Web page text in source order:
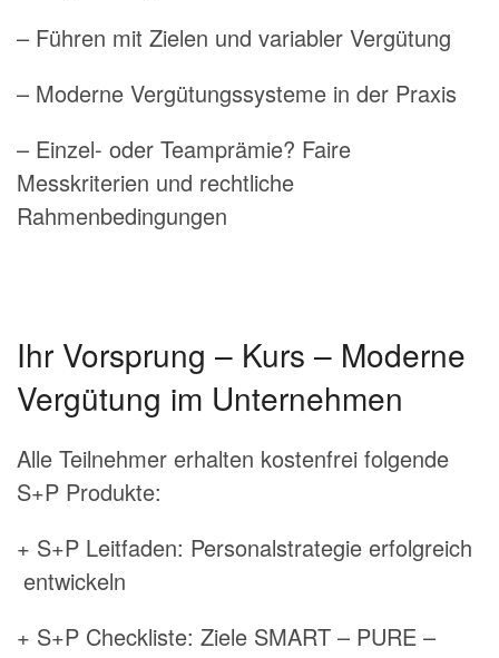
– Führen mit Zielen und variabler Vergütung
– Moderne Vergütungssysteme in der Praxis
– Einzel- oder Teamprämie? Faire
Messkriterien und rechtliche
Rahmenbedingungen
Ihr Vorsprung – Kurs – Moderne
Vergütung im Unternehmen
Alle Teilnehmer erhalten kostenfrei folgende
S+P Produkte:
+ S+P Leitfaden: Personalstrategie erfolgreich
entwickeln
+ S+P Checkliste: Ziele SMART – PURE –